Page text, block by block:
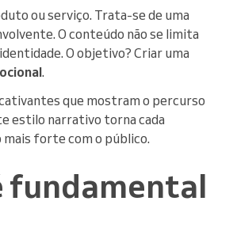
ou serviço. Trata-se de uma
O conteúdo não se limita
O objetivo? Criar uma
.
que mostram o percurso
estilo narrativo torna cada
forte com o público.
fundamental